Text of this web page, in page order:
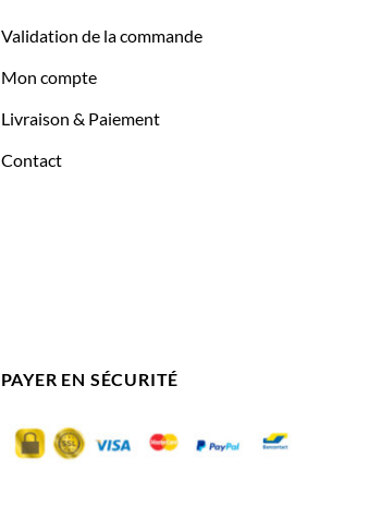
Validation de la commande
Mon compte
Livraison & Paiement
Contact
PAYER EN SÉCURITÉ